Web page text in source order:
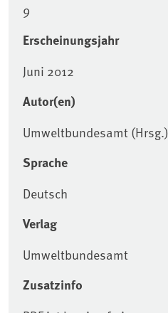
9
Erscheinungsjahr
Juni 2012
Autor(en)
Umweltbundesamt (Hrsg.)
Sprache
Deutsch
Verlag
Umweltbundesamt
Zusatzinfo